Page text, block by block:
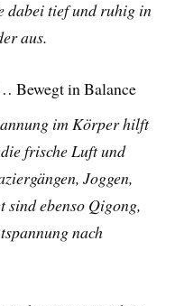
dabei tief und ruhig in
aus.
Bewegt in Balance
im Körper hilft
frische Luft und
Joggen,
ebenso Qigong,
nach